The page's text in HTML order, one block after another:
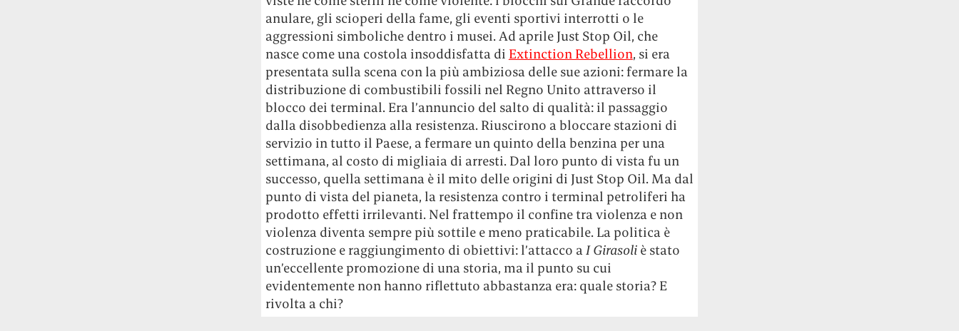
anulare, gli scioperi della fame, gli eventi sportivi interrotti o le
aggressioni simboliche dentro i musei. Ad aprile Just Stop Oil, che
nasce come una costola insoddisfatta di Extinction Rebellion, si era
presentata sulla scena con la più ambiziosa delle sue azioni: fermare la
distribuzione di combustibili fossili nel Regno Unito attraverso il
blocco dei terminal. Era l’annuncio del salto di qualità: il passaggio
dalla disobbedienza alla resistenza. Riuscirono a bloccare stazioni di
servizio in tutto il Paese, a fermare un quinto della benzina per una
settimana, al costo di migliaia di arresti. Dal loro punto di vista fu un
successo, quella settimana è il mito delle origini di Just Stop Oil. Ma dal
punto di vista del pianeta, la resistenza contro i terminal petroliferi ha
prodotto effetti irrilevanti. Nel frattempo il confine tra violenza e non
violenza diventa sempre più sottile e meno praticabile. La politica è
costruzione e raggiungimento di obiettivi: l’attacco a I Girasoli è stato
un’eccellente promozione di una storia, ma il punto su cui
evidentemente non hanno riflettuto abbastanza era: quale storia? E
rivolta a chi?